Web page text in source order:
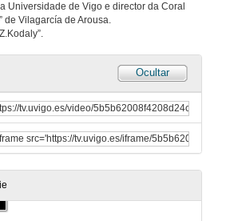
Universidade de Vigo e director da Coral
de Vilagarcía de Arousa.
Ocultar
Presentación Summer Time: Nana blues.
2 de maio de 2013